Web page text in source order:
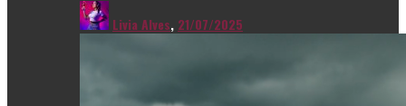
Livia Alves, 21/07/2025